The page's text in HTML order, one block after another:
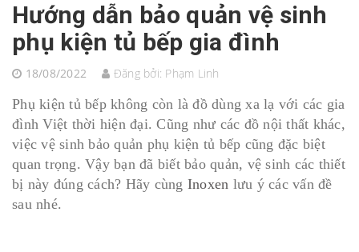
Hướng dẫn bảo quản vệ sinh
phụ kiện tủ bếp gia đình
18/08/2022 Đăng bởi: Phạm Linh
Phụ kiện tủ bếp không còn là đồ dùng xa lạ với các gia
đình Việt thời hiện đại. Cũng như các đồ nội thất khác,
việc vệ sinh bảo quản phụ kiện tủ bếp cũng đặc biệt
quan trọng. Vậy bạn đã biết bảo quản, vệ sinh các thiết
bị này đúng cách? Hãy cùng Inoxen lưu ý các vấn đề
sau nhé.